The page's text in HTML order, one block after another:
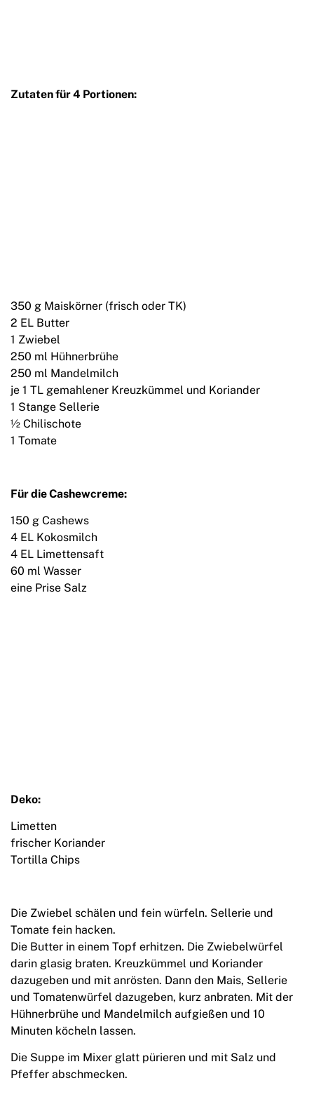
Zutaten für 4 Portionen:
350 g Maiskörner (frisch oder TK)
2 EL Butter
1 Zwiebel
250 ml Hühnerbrühe
250 ml Mandelmilch
je 1 TL gemahlener Kreuzkümmel und Koriander
1 Stange Sellerie
½ Chilischote
1 Tomate
Für die Cashewcreme:
150 g Cashews
4 EL Kokosmilch
4 EL Limettensaft
60 ml Wasser
eine Prise Salz
Deko:
Limetten
frischer Koriander
Tortilla Chips
Die Zwiebel schälen und fein würfeln. Sellerie und
Tomate fein hacken.
Die Butter in einem Topf erhitzen. Die Zwiebelwürfel
darin glasig braten. Kreuzkümmel und Koriander
dazugeben und mit anrösten. Dann den Mais, Sellerie
und Tomatenwürfel dazugeben, kurz anbraten. Mit der
Hühnerbrühe und Mandelmilch aufgießen und 10
Minuten köcheln lassen.
Die Suppe im Mixer glatt pürieren und mit Salz und
Pfeffer abschmecken.